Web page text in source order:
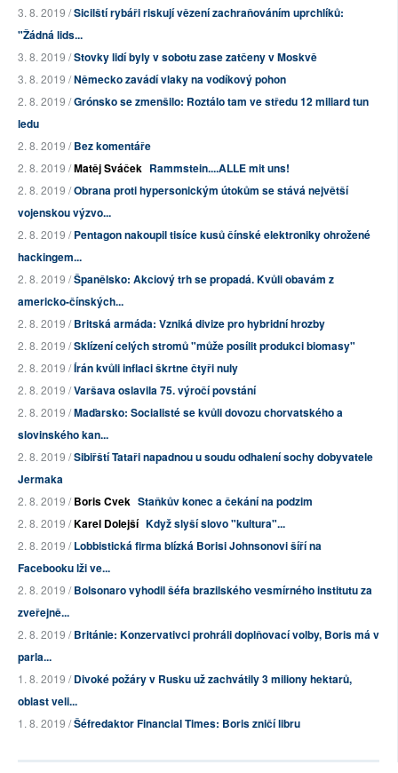
3. 8. 2019 /Sicilští rybáři riskují vězení zachraňováním uprchlíků:
"Žádná lids...
3. 8. 2019 /Stovky lidí byly v sobotu zase zatčeny v Moskvě
3. 8. 2019 /Německo zavádí vlaky na vodíkový pohon
2. 8. 2019 /Grónsko se zmenšilo: Roztálo tam ve středu 12 miliard tun
ledu
2. 8. 2019 /Bez komentáře
2. 8. 2019 /Matěj Sváček Rammstein....ALLE mit uns!
2. 8. 2019 /Obrana proti hypersonickým útokům se stává největší
vojenskou výzvo...
2. 8. 2019 /Pentagon nakoupil tisíce kusů čínské elektroniky ohrožené
hackingem...
2. 8. 2019 /Španělsko: Akciový trh se propadá. Kvůli obavám z
americko-čínských...
2. 8. 2019 /Britská armáda: Vzniká divize pro hybridní hrozby
2. 8. 2019 /Sklízení celých stromů "může posílit produkci biomasy"
2. 8. 2019 /Írán kvůli inflaci škrtne čtyři nuly
2. 8. 2019 /Varšava oslavila 75. výročí povstání
2. 8. 2019 /Maďarsko: Socialisté se kvůli dovozu chorvatského a
slovinského kan...
2. 8. 2019 /Sibiřští Tataři napadnou u soudu odhalení sochy dobyvatele
Jermaka
2. 8. 2019 /Boris Cvek Staňkův konec a čekání na podzim
2. 8. 2019 /Karel Dolejší Když slyší slovo "kultura"...
2. 8. 2019 /Lobbistická firma blízká Borisi Johnsonovi šíří na
Facebooku lži ve...
2. 8. 2019 /Bolsonaro vyhodil šéfa brazilského vesmírného institutu za
zveřejně...
2. 8. 2019 /Británie: Konzervativci prohráli doplňovací volby, Boris má v
parla...
1. 8. 2019 /Divoké požáry v Rusku už zachvátily 3 miliony hektarů,
oblast veli...
1. 8. 2019 /Šéfredaktor Financial Times: Boris zničí libru